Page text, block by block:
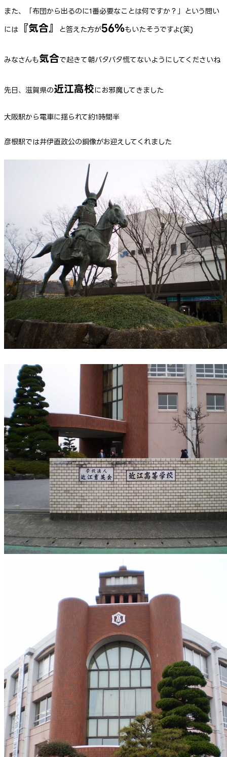
また、「布団から出るのに1番必要なことは何ですか？」という問い
には 『気合』 と答えた方が56％もいたそうですよ(笑)
みなさんも気合で起きて朝バタバタ慌てないようにしてくださいね
先日、滋賀県の近江高校にお邪魔してきました
大阪駅から電車に揺られて約1時間半
彦根駅では井伊直政公の銅像がお迎えしてくれました